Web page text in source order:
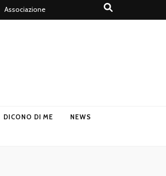
Associazione
DICONO DI ME NEWS